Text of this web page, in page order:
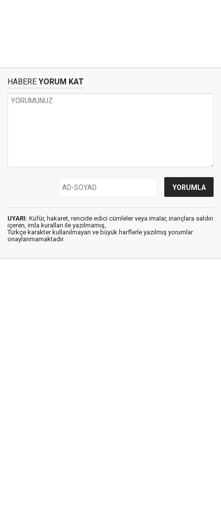
HABERE YORUM KAT
UYARI: Küfür, hakaret, rencide edici cümleler veya imalar, inançlara saldırı
içeren, imla kuralları ile yazılmamış,
Türkçe karakter kullanılmayan ve büyük harflerle yazılmış yorumlar
onaylanmamaktadır.